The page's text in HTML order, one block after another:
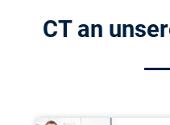
CT an